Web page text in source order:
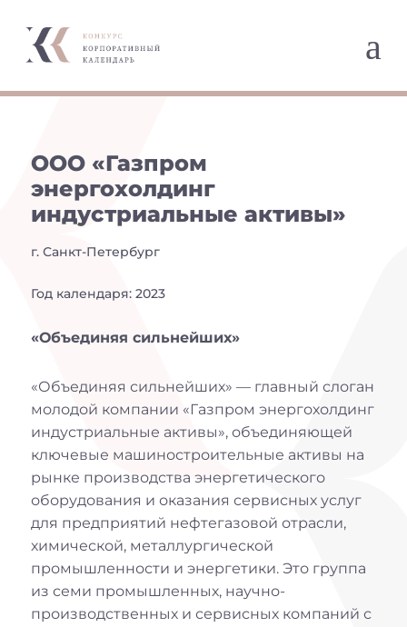
a
ООО «Газпром
энергохолдинг
индустриальные активы»
г. Санкт-Петербург
Год календаря: 2023
«Объединяя сильнейших»
«Объединяя сильнейших» — главный слоган
молодой компании «Газпром энергохолдинг
индустриальные активы», объединяющей
ключевые машиностроительные активы на
рынке производства энергетического
оборудования и оказания сервисных услуг
для предприятий нефтегазовой отрасли,
химической, металлургической
промышленности и энергетики. Это группа
из семи промышленных, научно-
производственных и сервисных компаний с